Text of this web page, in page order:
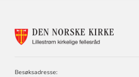
Besøksadresse: